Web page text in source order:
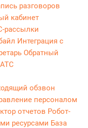
разговоров
кабинет
рассылки
Интеграция с
Обратный
обзвон
персоналом
отчетов Робот-
ресурсами База